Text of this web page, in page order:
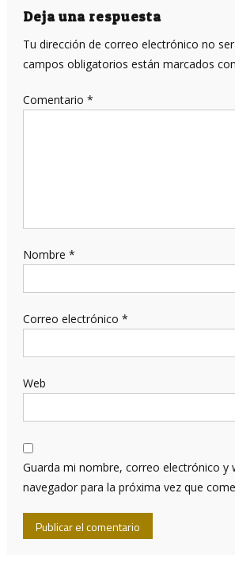
entradas
Deja una respuesta
Tu dirección de correo electrónico no
campos obligatorios están marcados con
Comentario *
Nombre *
Correo electrónico *
Web
Guarda mi nombre, correo electrónico y
navegador para la próxima vez que